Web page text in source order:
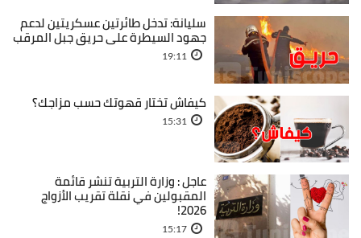
سليانة: تدخل طائرتين عسكريتين لدعم
جهود السيطرة على حريق جبل المرقب
19:11
كيفاش تختار قهوتك حسب مزاجك؟
15:31
عاجل : وزارة التربية تنشر قائمة
المقبولين في نقلة تقريب الأزواج
2026!
15:17